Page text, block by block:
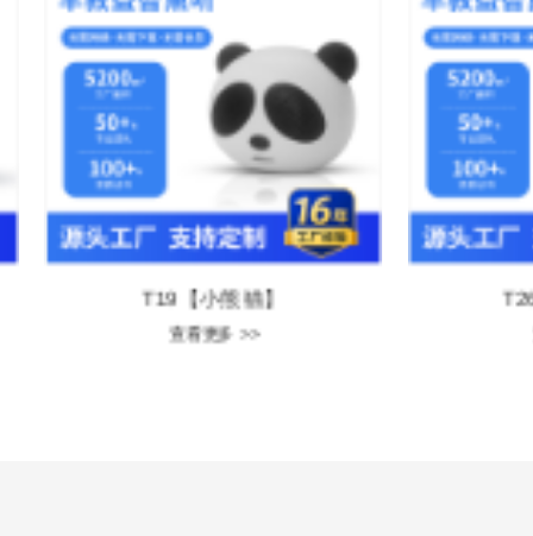
T19【小熊猫】
查看更多 >>
T26【